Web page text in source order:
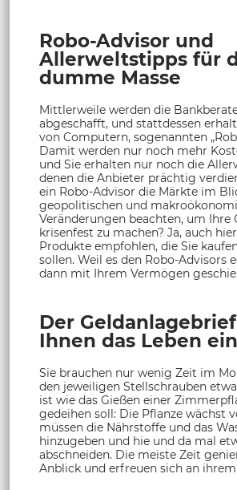
Robo-Advisor und
Allerweltstipps für
dumme Masse
Mittlerweile werden die
abgeschafft, und stattdessen
von Computern, sogenannten
Damit werden nur noch mehr
und Sie erhalten nur noch die
denen die Anbieter prächtig
ein Robo-Advisor die Märkte im
geopolitischen und
Veränderungen beachten, um Ihre
krisenfest zu machen? Ja, auch
Produkte empfohlen, die Sie
sollen. Weil es den Robo-Advisors
dann mit Ihrem Vermögen
Der
Ihnen das Leben
Sie brauchen nur wenig Zeit im
den jeweiligen Stellschrauben
ist wie das Gießen einer
gedeihen soll: Die Pflanze wächst
müssen die Nährstoffe und das
hinzugeben und hie und da mal
abschneiden. Die meiste Zeit
Anblick und erfreuen sich an